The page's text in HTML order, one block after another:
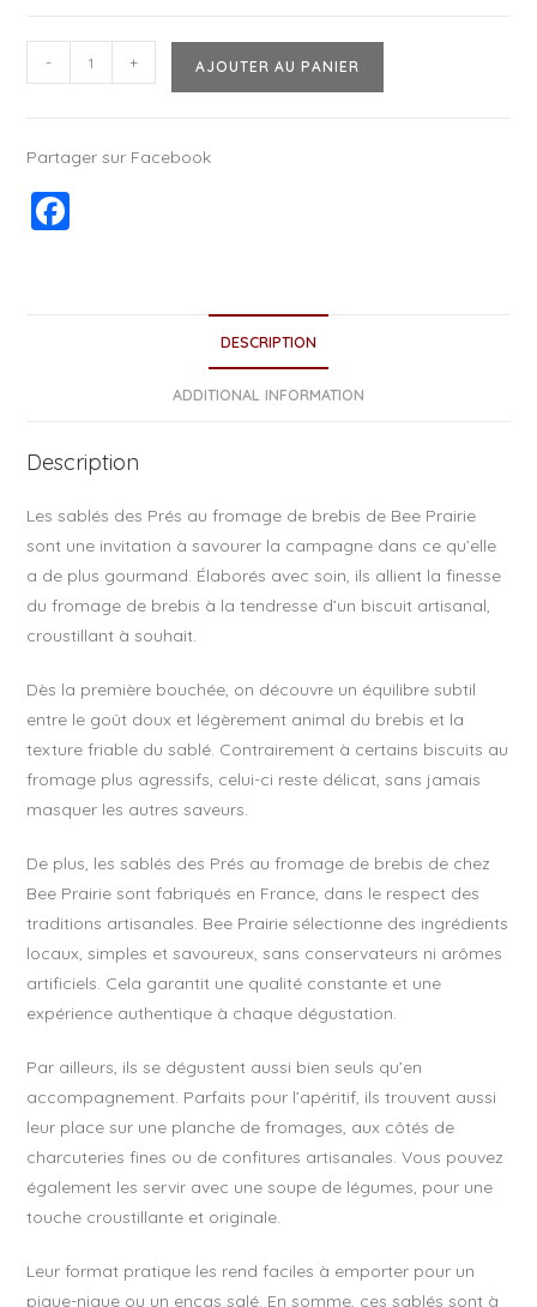
- + AJOUTER AU PANIER
Partager sur Facebook
o
k
DESCRIPTION
ADDITIONAL INFORMATION
Description
Les sablés des Prés au fromage de brebis de Bee Prairie
sont une invitation à savourer la campagne dans ce qu’elle
a de plus gourmand. Élaborés avec soin, ils allient la finesse
du fromage de brebis à la tendresse d’un biscuit artisanal,
croustillant à souhait.
Dès la première bouchée, on découvre un équilibre subtil
entre le goût doux et légèrement animal du brebis et la
texture friable du sablé. Contrairement à certains biscuits au
fromage plus agressifs, celui-ci reste délicat, sans jamais
masquer les autres saveurs.
De plus, les sablés des Prés au fromage de brebis de chez
Bee Prairie sont fabriqués en France, dans le respect des
traditions artisanales. Bee Prairie sélectionne des ingrédients
locaux, simples et savoureux, sans conservateurs ni arômes
artificiels. Cela garantit une qualité constante et une
expérience authentique à chaque dégustation.
Par ailleurs, ils se dégustent aussi bien seuls qu’en
accompagnement. Parfaits pour l’apéritif, ils trouvent aussi
leur place sur une planche de fromages, aux côtés de
charcuteries fines ou de confitures artisanales. Vous pouvez
également les servir avec une soupe de légumes, pour une
touche croustillante et originale.
Leur format pratique les rend faciles à emporter pour un
pique-nique ou un encas salé. En somme, ces sablés sont à